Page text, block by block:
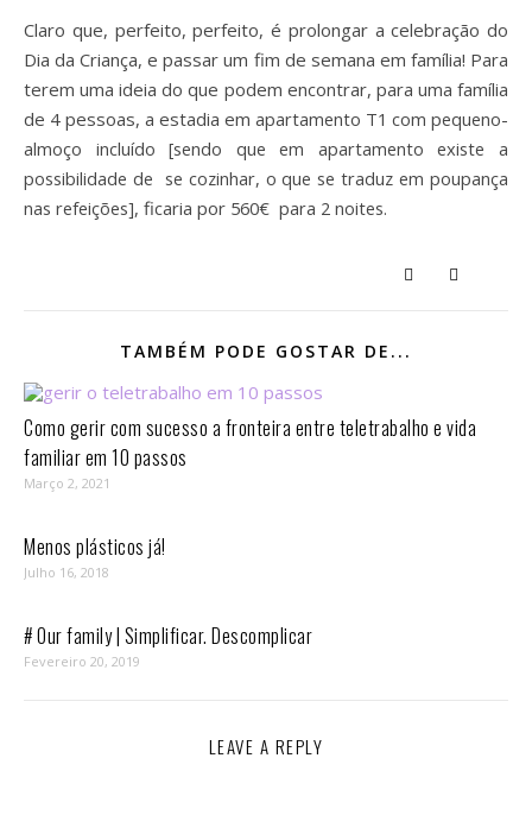
Claro que, perfeito, perfeito, é prolongar a celebração do
Dia da Criança, e passar um fim de semana em família! Para
terem uma ideia do que podem encontrar, para uma família
de 4 pessoas, a estadia em apartamento T1 com pequeno-
almoço incluído [sendo que em apartamentoexiste a
possibilidade de se cozinhar, o que se traduz em poupança
nas refeições], ficaria por 560€ para 2 noites.
TAMBÉM PODE GOSTAR DE...
Como gerir com sucesso a fronteira entre teletrabalho e vida
familiar em 10 passos⁣
Março 2, 2021
Menos plásticos já!
Julho 16, 2018
# Our family | Simplificar. Descomplicar
Fevereiro 20, 2019
LEAVE A REPLY